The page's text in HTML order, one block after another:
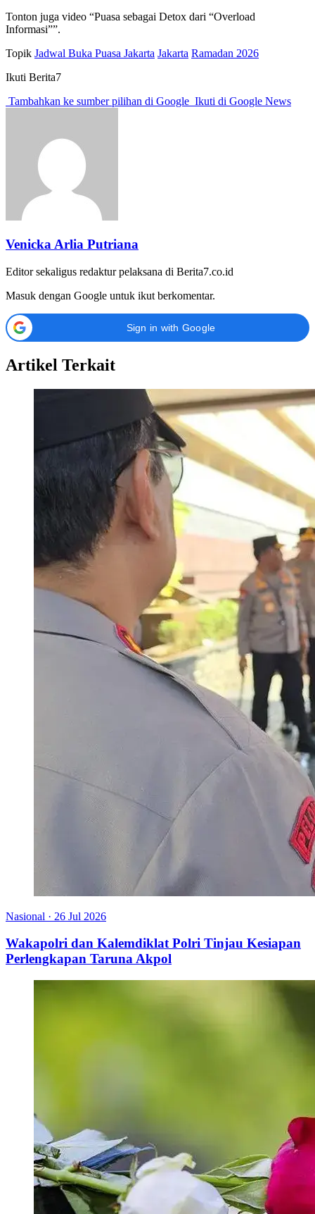
Tonton juga video “Puasa sebagai Detox dari “Overload
Informasi””.
Topik Jadwal Buka Puasa Jakarta Jakarta Ramadan 2026
Ikuti Berita7
Tambahkan ke sumber pilihan di Google Ikuti di Google News
Venicka Arlia Putriana
Editor sekaligus redaktur pelaksana di Berita7.co.id
Masuk dengan Google untuk ikut berkomentar.
Sign in with Google
Artikel Terkait
Nasional · 26 Jul 2026
Wakapolri dan Kalemdiklat Polri Tinjau Kesiapan
Perlengkapan Taruna Akpol